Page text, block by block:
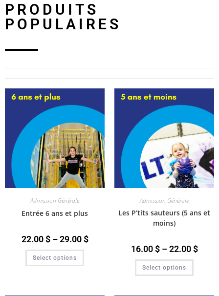
PRODUITS
POPULAIRES
Admission Générale
Entrée 6 ans et plus
22.00$ – 29.00$
Select options
Admission Générale
Les P’tits sauteurs (5 ans et
moins)
16.00$ – 22.00$
Select options